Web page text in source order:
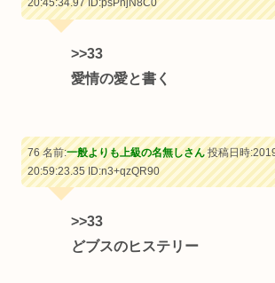
20:45:34.97ID:psPnjN8C0
>>33
愛情の愛と書く
76 名前:一般よりも上級の名無しさん投稿日時
20:59:23.35ID:n3+qzQR90
>>33
どブスのヒステリー